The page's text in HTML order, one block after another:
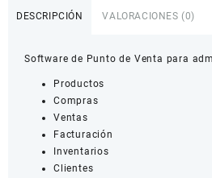
8,
DESCRIPCIÓN VALORACIONES (0)
Software de Punto de Venta para
Productos
Compras
Ventas
Facturación
Inventarios
Clientes